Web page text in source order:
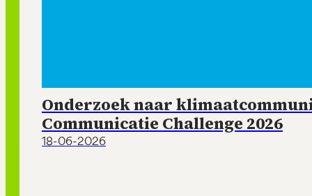
Onderzoek naar
Communicatie Challenge 2026
18-06-2026